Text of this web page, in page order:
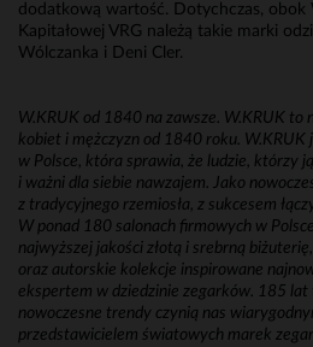
dodatkową wartość. Dotychczas, obok
Kapitałowej VRG należą takie marki
Wólczanka i Deni Cler.
W.KRUK od 1840 na zawsze. W.KRUK to
kobiet i mężczyzn od 1840 roku.
w Polsce, która sprawia, że ludzie, którzy
i ważni dla siebie nawzajem. Jako
z tradycyjnego rzemiosła, z sukcesem
W ponad 180 salonach firmowych w
najwyższej jakości złotą i srebrną
oraz autorskie kolekcje inspirowane
ekspertem w dziedzinie zegarków. 185
nowoczesne trendy czynią nas
przedstawicielem światowych marek